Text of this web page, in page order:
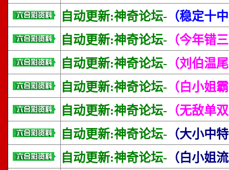
自动更新:神奇论坛- （稳定十
自动更新:神奇论坛- （今年错
自动更新:神奇论坛- （刘伯温
自动更新:神奇论坛- （白小姐
自动更新:神奇论坛- （无敌单
自动更新:神奇论坛- （大小中
自动更新:神奇论坛- （白小姐